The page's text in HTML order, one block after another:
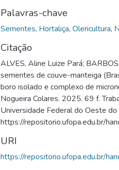
Palavras-chave
Sementes, Hortaliça, Olericultura,
Citação
ALVES, Aline Luize Pará;
sementes de couve-manteiga
boro isolado e complexo de
Nogueira Colares. 2025. 69 f.
Universidade Federal do Oeste
https://repositorio.ufopa.edu.br/
URI
https://repositorio.ufopa.edu.br/